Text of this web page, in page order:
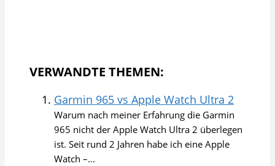
VERWANDTE THEMEN:
Garmin 965 vs Apple Watch Ultra 2
Warum nach meiner Erfahrung die Garmin
965 nicht der Apple Watch Ultra 2 überlegen
ist. Seit rund 2 Jahren habe ich eine Apple
Watch –...